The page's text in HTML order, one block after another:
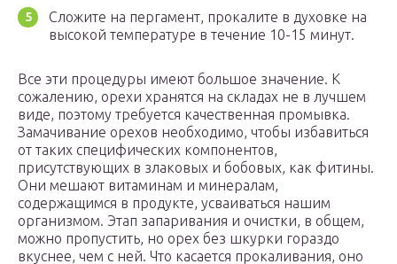
Сложите на пергамент, прокалите в духовке на
высокой температуре в течение 10-15 минут.
Все эти процедуры имеют большое значение. К
сожалению, орехи хранятся на складах не в лучшем
виде, поэтому требуется качественная промывка.
Замачивание орехов необходимо, чтобы избавиться
от таких специфических компонентов,
присутствующих в злаковых и бобовых, как фитины.
Они мешают витаминам и минералам,
содержащимся в продукте, усваиваться нашим
организмом. Этап запаривания и очистки, в общем,
можно пропустить, но орех без шкурки гораздо
вкуснее, чем с ней. Что касается прокаливания, оно